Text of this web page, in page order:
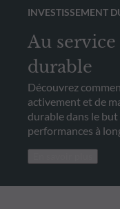
INVESTISSEMENT
Au
durable
Découvrez
activement et de
durable dans le but
performances à